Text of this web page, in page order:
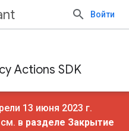
Войти
Actions SDK
13 июня 2023 г.
в разделе Закрытие